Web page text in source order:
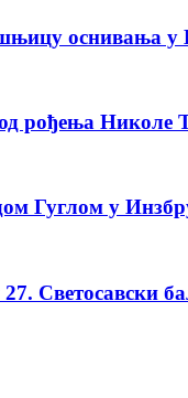
оснивања
рођења Николе
Гуглом у
Светосавски